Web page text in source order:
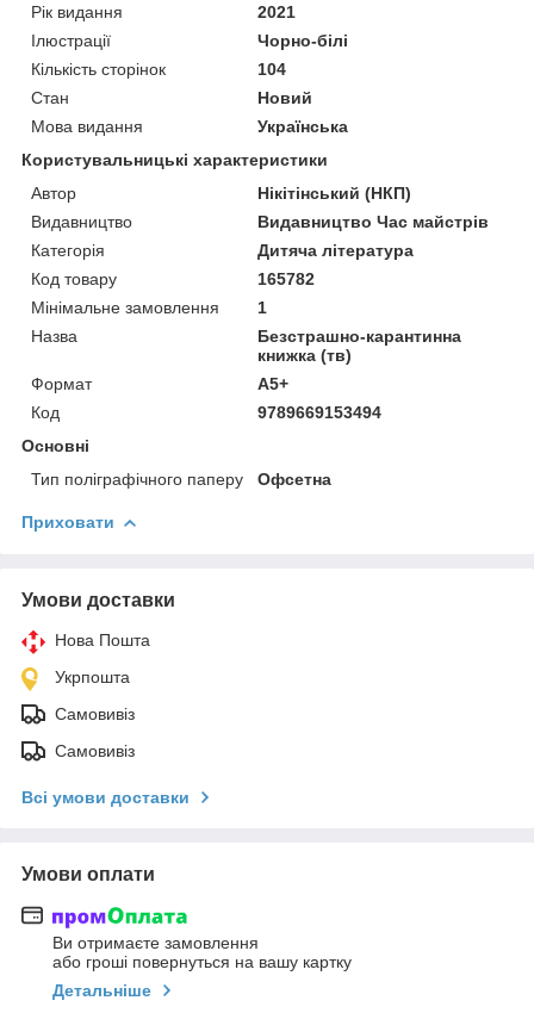
Рік видання
2021
Ілюстрації
Чорно-білі
Кількість сторінок
104
Стан
Новий
Мова видання
Українська
Користувальницькі характеристики
Автор
Нікітінський (НКП)
Видавництво
Видавництво Час майстрів
Категорія
Дитяча література
Код товару
165782
Мінімальне замовлення
1
Назва
Безстрашно-карантинна
книжка (тв)
Формат
А5+
Код
9789669153494
Основні
Тип поліграфічного паперу
Офсетна
Приховати
Умови доставки
Нова Пошта
Укрпошта
Самовивіз
Самовивіз
Всі умови доставки
Умови оплати
Ви отримаєте замовлення
або гроші повернуться на вашу картку
Детальніше